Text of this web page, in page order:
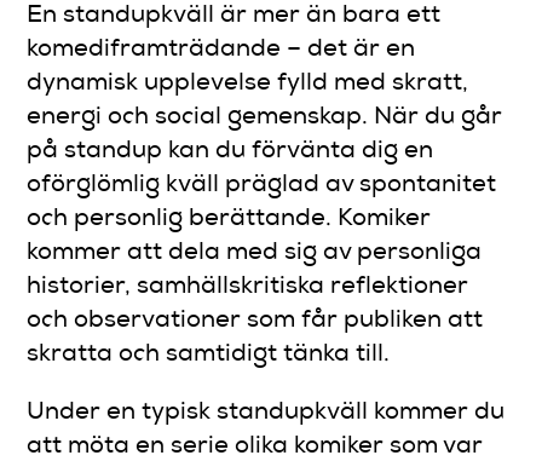
En standupkväll är mer än bara ett
komediframträdande – det är en
dynamisk upplevelse fylld med skratt,
energi och social gemenskap. När du går
på standup kan du förvänta dig en
oförglömlig kväll präglad av spontanitet
och personlig berättande. Komiker
kommer att dela med sig av personliga
historier, samhällskritiska reflektioner
och observationer som får publiken att
skratta och samtidigt tänka till.
Under en typisk standupkväll kommer du
att möta en serie olika komiker som var